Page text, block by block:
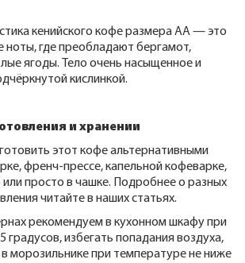
кенийского кофе размера АА — это
ноты, где преобладают бергамот,
ягоды. Тело очень насыщенное и
кислинкой.
и хранении
этот кофе альтернативными
френч-прессе, капельной кофеварке,
просто в чашке. Подробнее о разных
читайте в наших статьях.
рекомендуем в кухонном шкафу при
градусов, избегать попадания воздуха,
в морозильнике при температуре не ниже